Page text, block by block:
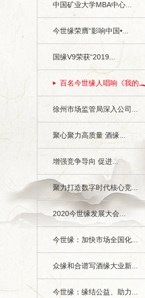
中国矿业大学MBA中心...
今世缘荣膺“影响中国•...
国缘V9荣获“2019...
百名今世缘人唱响《我的...
徐州市场监管局深入公司...
聚心聚力高质量 酒缘...
增强竞争导向 促进...
聚力打造数字时代核心竞...
2020今世缘发展大会...
今世缘：加快市场全国化...
众缘和合谱写酒缘大业新...
今世缘：缘结公益、助力...